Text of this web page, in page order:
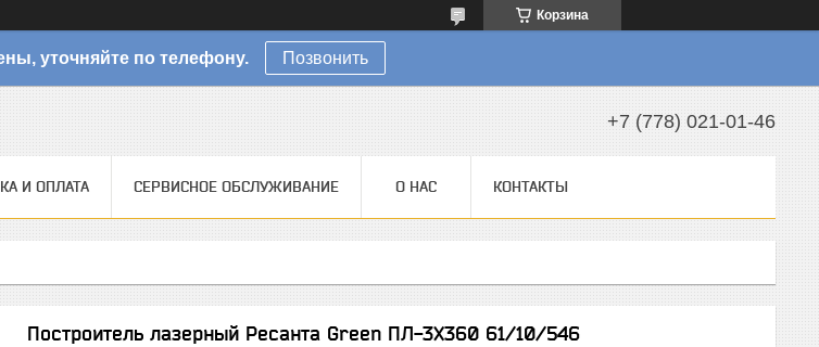
Корзина
уточняйте по телефону. Позвонить
+7 (778) 021-01-46
И ОПЛАТА СЕРВИСНОЕ ОБСЛУЖИВАНИЕ О НАС КОНТАКТЫ
Построитель лазерный Ресанта Green ПЛ-3Х360 61/10/546